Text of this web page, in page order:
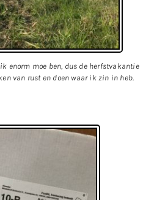
enorm moe ben, dus de herfstvakantie
van rust en doen waar ik zin in heb.